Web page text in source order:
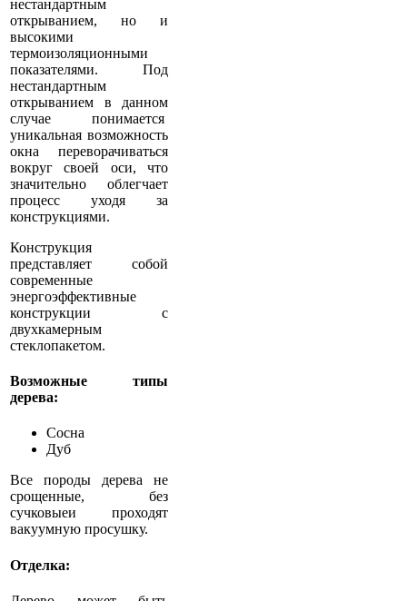
нестандартным
открыванием, но и
высокими
термоизоляционными
показателями. Под
нестандартным
открыванием в данном
случае понимается
уникальная возможность
окна переворачиваться
вокруг своей оси, что
значительно облегчает
процесс уходя за
конструкциями.
Конструкция
представляет собой
современные
энергоэффективные
конструкции с
двухкамерным
стеклопакетом.
Возможные типы
дерева:
Сосна
Дуб
Все породы дерева не
срощенные, без
сучковыеи проходят
вакуумную просушку.
Отделка: